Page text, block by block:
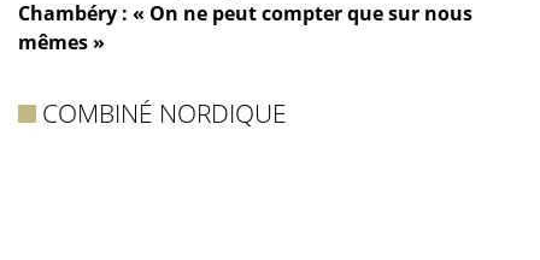
Chambéry : « On ne peut compter que sur nous
mêmes »
COMBINÉ NORDIQUE